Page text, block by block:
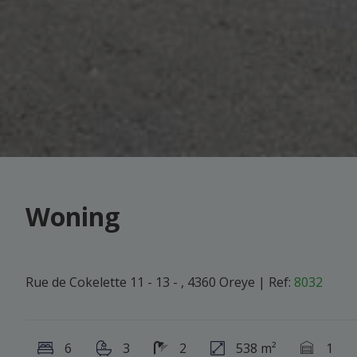
Woning
Rue de Cokelette 11 - 13 - , 4360 Oreye | Ref: 8032
6 3 2 538 m² 1